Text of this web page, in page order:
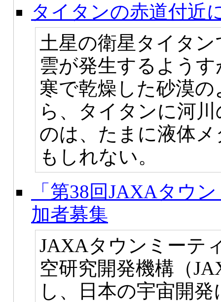
タイタンの赤道付近
土星の衛星タイタ
雲が発生するよう
寒で乾燥した砂漠
ら、タイタンに河
のは、たまに液体
もしれない。
「第38回JAXAタウ
加者募集
JAXAタウンミーテ
空研究開発機構（
し、日本の宇宙開